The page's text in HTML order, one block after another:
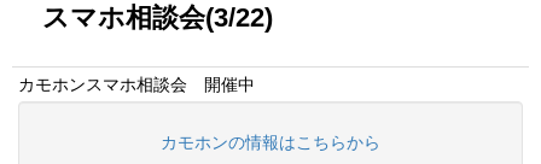
スマホ相談会(3/22)
カモホンスマホ相談会 開催中
カモホンの情報はこちらから